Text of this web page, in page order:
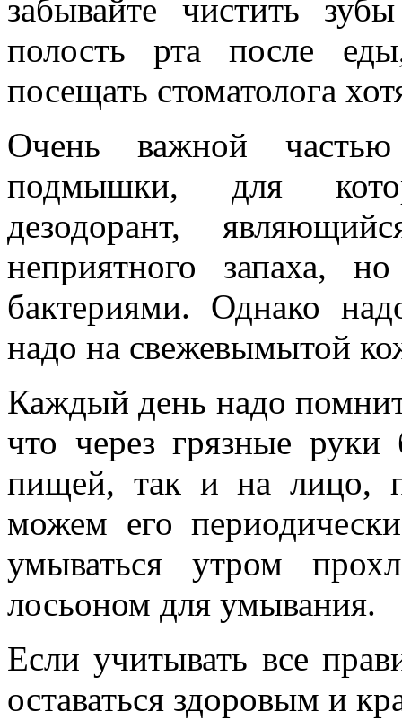
забывайте чистить
полость рта после
посещать стоматолога
Очень важной
подмышки, для
дезодорант,
неприятного запаха,
бактериями. Однако
надо на свежевымытой
Каждый день надо
что через грязные руки
пищей, так и на лицо,
можем его
умываться утром
лосьоном для умывания.
Если учитывать все
оставаться здоровым и